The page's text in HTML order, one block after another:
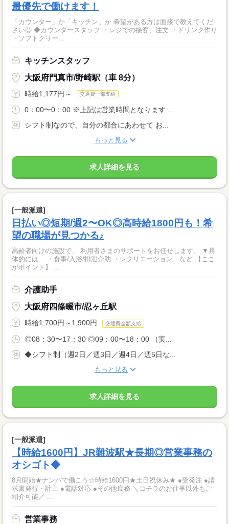
最優先で働けます！
「カウンター」か「キッチン」か 希望がある方は面接で教えてくだ
さい◎ ◆カウンタースタッフ ・レジでの接客、注文 ・ドリンク作り
・ソフトクリー...
キッチンスタッフ
大阪府門真市/野崎駅（車 8分）
時給1,177円～ 交通費一部支給
0：00〜0：00 ※上記は営業時間となります ...
シフト制なので、自分の都合にあわせて お...
もっと見る
求人詳細を見る
[一般派遣]
日払い◎短期/週2〜OK◎高時給1800円も！希
望の職場が見つかる♪
高齢者向けの施設で、 利用者さまのサポートをお任せします。 ▼具
体的には… ・食事/入浴/排泄介助 ・レクリエーション など 【ここ
がポイント】 ...
介護助手
大阪府四條畷市/忍ヶ丘駅
時給1,700円～1,900円 交通費全額支給
◎08：30〜17：30 ◎09：00〜18：00 （実...
◆シフト制（週2日／週3日／週4日／週5日な...
もっと見る
求人詳細を見る
[一般派遣]
【時給1600円】JR難波駅★長期◎営業事務の
オシゴト◆
8月開始★ナンバで働こう☆時給1600円★土日祝休み★ ●受発注 ●請
求書発行・計上 ●電話対応 ●その他庶務 ＼コチラのお仕事以外もご
紹介可能／ ...
営業事務